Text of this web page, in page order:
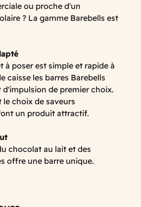
ou proche d'un
? La gamme Barebells est
à poser est simple et rapide à
caisse les barres Barebells
de premier choix.
choix de saveurs
un produit attractif.
chocolat au lait et des
offre une barre unique.